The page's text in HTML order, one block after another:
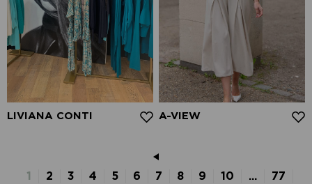
LIVIANA CONTI A-VIEW
1 2 3 4 5 6 7 8 9 10 ...
77